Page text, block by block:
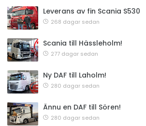
Leverans av fin Scania S530
268 dagar sedan
Scania till Hässleholm!
277 dagar sedan
Ny DAF till Laholm!
280 dagar sedan
Ännu en DAF till Sören!
280 dagar sedan